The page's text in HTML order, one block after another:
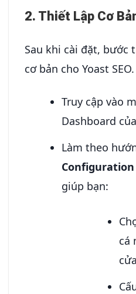
2. Thiết Lập Cơ
Sau khi cài đặt, bước
cơ bản cho Yoast SEO.
Truy cập vào
Dashboard
Làm theo
Configuration
giúp bạn:
cá